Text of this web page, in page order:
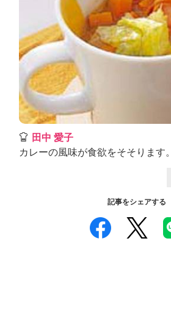
田中 愛子
カレーの風味が食欲をそそります。
記事をシェアする